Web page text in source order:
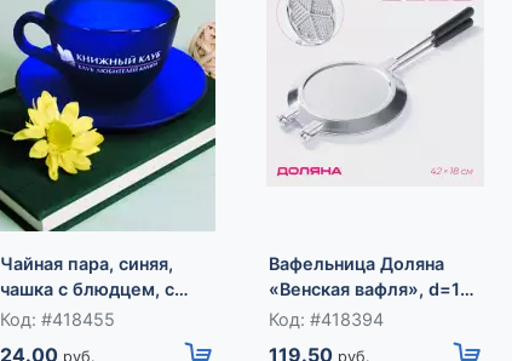
Чайная пара, синяя,
чашка с блюдцем, с
нанесенным логопитом.
Код: #418455
24.00 руб.
Вафельница Доляна
«Венская вафля», d=18
см, алюминий,
Код: #418394
119.50 руб.